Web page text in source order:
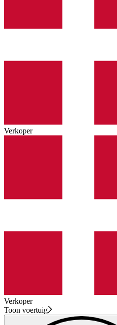
Verkoper
Verkoper
Toon voertuig